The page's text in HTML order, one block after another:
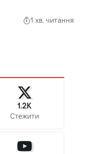
1 хв. читання
1.2K
Стежити